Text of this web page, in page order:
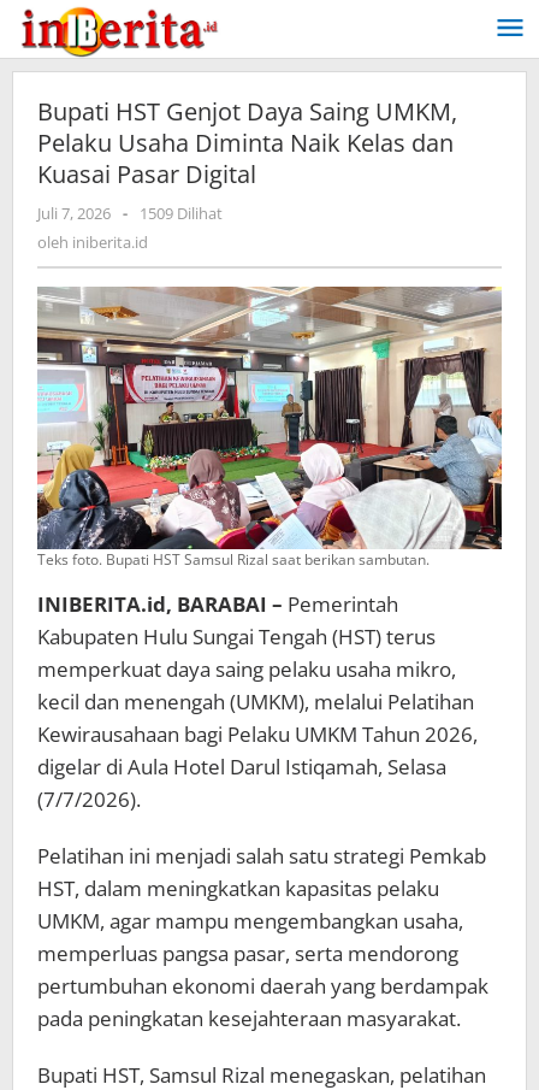
Lewati
konten
Bupati HST Genjot Daya Saing UMKM,
Pelaku Usaha Diminta Naik Kelas dan
Kuasai Pasar Digital
Juli 7, 2026 oleh
iniberita.id
-
1509 Dilihat
oleh iniberita.id
Teks foto. Bupati HST Samsul Rizal saat berikan sambutan.
INIBERITA.id, BARABAI – Pemerintah
Kabupaten Hulu Sungai Tengah (HST) terus
memperkuat daya saing pelaku usaha mikro,
kecil dan menengah (UMKM), melalui Pelatihan
Kewirausahaan bagi Pelaku UMKM Tahun 2026,
digelar di Aula Hotel Darul Istiqamah, Selasa
(7/7/2026).
Pelatihan ini menjadi salah satu strategi Pemkab
HST, dalam meningkatkan kapasitas pelaku
UMKM, agar mampu mengembangkan usaha,
memperluas pangsa pasar, serta mendorong
pertumbuhan ekonomi daerah yang berdampak
pada peningkatan kesejahteraan masyarakat.
Bupati HST, Samsul Rizal menegaskan, pelatihan